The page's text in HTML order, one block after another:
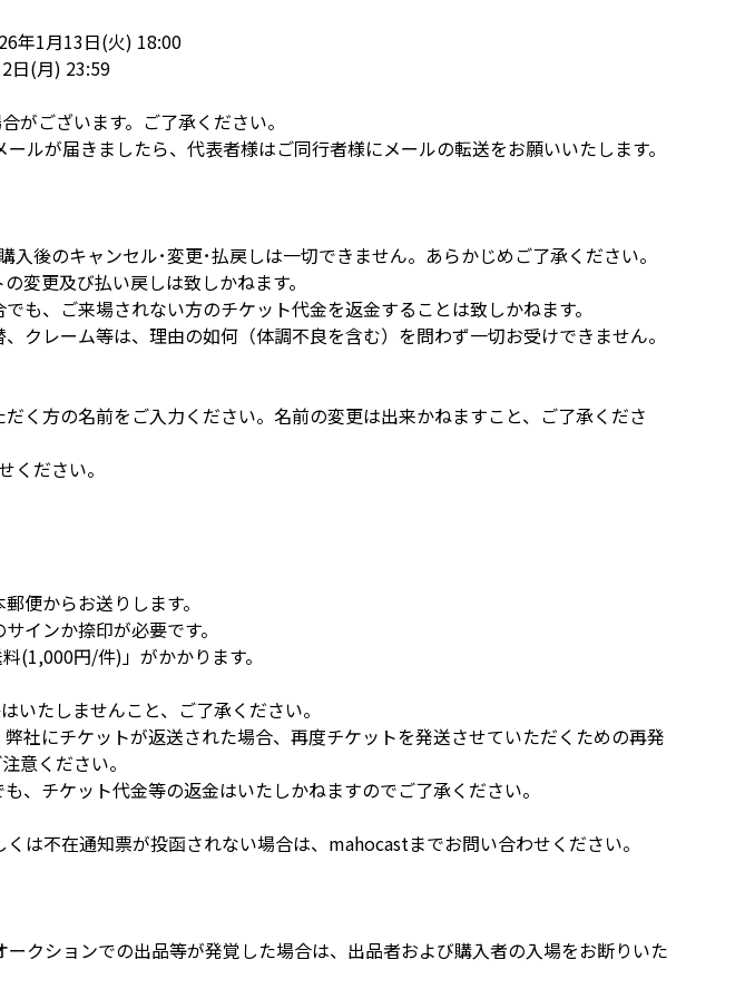
年1月13日(火) 18:00
日(月) 23:59
ございます。ご了承ください。
ルが届きましたら、代表者様はご同行者様にメールの転送をお願いいたします。
後のキャンセル･変更･払戻しは一切できません。あらかじめご了承ください。
変更及び払い戻しは致しかねます。
も、ご来場されない方のチケット代金を返金することは致しかねます。
クレーム等は、理由の如何（体調不良を含む）を問わず一切お受けできません。
く方の名前をご入力ください。名前の変更は出来かねますこと、ご了承くださ
ださい。
便からお送りします。
インか捺印が必要です。
(1,000円/件)」がかかります。
たしませんこと、ご了承ください。
社にチケットが返送された場合、再度チケットを発送させていただくための再発
意ください。
、チケット代金等の返金はいたしかねますのでご了承ください。
は不在通知票が投函されない場合は、mahocastまでお問い合わせください。
クションでの出品等が発覚した場合は、出品者および購入者の入場をお断りいた